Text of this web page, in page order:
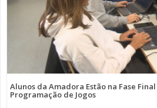
Alunos da Amadora Estão na Fase
Programação de Jogos